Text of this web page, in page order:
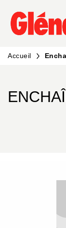
MENU
PIED DE PAGE
Accueil